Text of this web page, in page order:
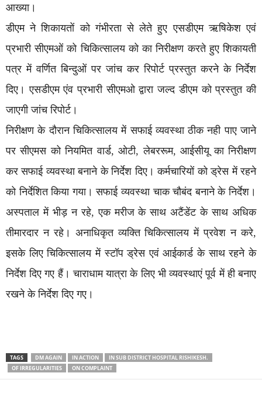
आख्या।
डीएम ने शिकायतों को गंभीरता से लेते हुए एसडीएम ऋषिकेश एवं
प्रभारी सीएमओं को चिकित्सालय को का निरीक्षण करते हुए शिकायती
पत्र में वर्णित बिन्दुओं पर जांच कर रिपोर्ट प्रस्तुत करने के निर्देश
दिए। एसडीएम एंव प्रभारी सीएमओ द्वारा जल्द डीएम को प्रस्तुत की
जाएगी जांच रिपोर्ट।
निरीक्षण के दौरान चिकित्सालय में सफाई व्यवस्था ठीक नही पाए जाने
पर सीएमस को नियमित वार्ड, ओटी, लेबररूम, आईसीयू का निरीक्षण
कर सफाई व्यवस्था बनाने के निर्देश दिए। कर्मचारियों को ड्रेस में रहने
को निर्देशित किया गया। सफाई व्यवस्था चाक चौबंद बनाने के निर्देश।
अस्पताल में भीड़ न रहे, एक मरीज के साथ अटैंडेंट के साथ अधिक
तीमारदार न रहे। अनाधिकृत व्यक्ति चिकित्सालय में प्रवेश न करे,
इसके लिए चिकित्सालय में स्टॉप ड्रेस एवं आईकार्ड के साथ रहने के
निर्देश दिए गए हैं। चाराधाम यात्रा के लिए भी व्यवस्थाएं पूर्व में ही बनाए
रखने के निर्देश दिए गए।
TAGS DM AGAIN IN ACTION
IN SUB DISTRICT HOSPITAL RISHIKESH.
OF IRREGULARITIES
ON COMPLAINT